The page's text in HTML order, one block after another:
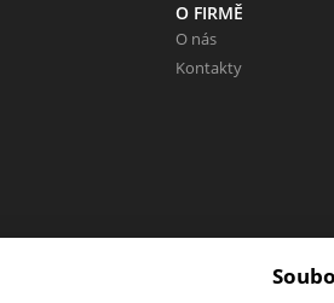
O FIRMĚ
O nás
Kontakty
e-shopu? Neváhejte napsat.